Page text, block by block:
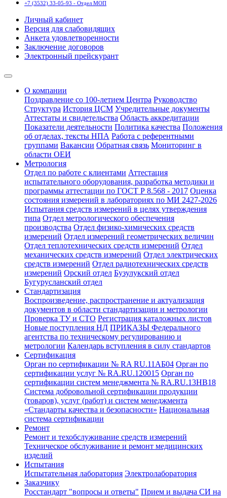
+7 (3532) 33-05-93 - Отдел МОП
Личный кабинет
Версия для слабовидящих
Анкета удовлетворенности
Заключение договоров
Электронный прейскурант
О компании
Поздравление со 100-летием Центра Руководство
Структура История ЦСМ Учредительные документы
Аттестаты и свидетельства Область аккредитации
Показатели деятельности Политика качества Положения
об отделах, тексты НПА Работа с референтными
группами Вакансии Обратная связь Мониторинг в
области ОЕИ
Метрология
Отдел по работе с клиентами Аттестация
испытательного оборудования, разработка методики и
программы аттестации по ГОСТ Р 8.568 - 2017 Оценка
состояния измерений в лабораториях по МИ 2427-2026
Испытания средств измерений в целях утверждения
типа Отдел метрологического обеспечения
производства Отдел физико-химических средств
измерений Отдел измерений геометрических величин
Отдел теплотехнических средств измерений Отдел
механических средств измерений Отдел электрических
средств измерений Отдел радиотехнических средств
измерений Орский отдел Бузулукский отдел
Бугурусланский отдел
Стандартизация
Воспроизведение, распространение и актуализация
документов в области стандартизации и метрологии
Проверка ТУ и СТО Регистрация каталожных листов
Новые поступления НД ПРИКАЗЫ Федерального
агентства по техническому регулированию и
метрологии Календарь вступления в силу стандартов
Сертификация
Орган по сертификации № RA RU.11АБ04 Орган по
сертификации услуг № RA.RU.120015 Орган по
сертификации систем менеджмента № RA.RU.13HB18
Система добровольной сертификации продукции
(товаров), услуг (работ) и систем менеджмента
«Стандарты качества и безопасности» Национальная
система сертификации
Ремонт
Ремонт и техобслуживание средств измерений
Техническое обслуживание и ремонт медицинских
изделий
Испытания
Испытательная лаборатория Электролаборатория
Заказчику
Росстандарт "вопросы и ответы" Прием и выдача СИ на